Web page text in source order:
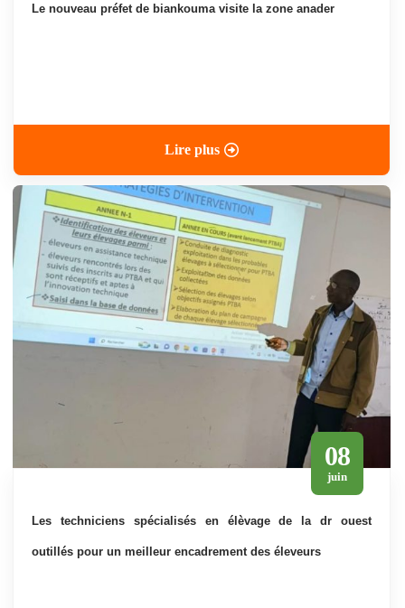
le nouveau préfet de biankouma visite la zone anader
Lire plus
08
juin
les techniciens spécialisés en élèvage de la dr ouest
outillés pour un meilleur encadrement des éleveurs